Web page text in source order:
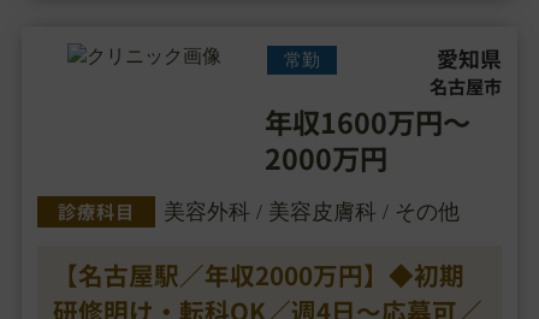
常勤 愛知県
名古屋市
年収1600万円～
2000万円
診療科目 美容外科 / 美容皮膚科 / その他
【名古屋駅／年収2000万円】◆初期
研修明け・転科OK／週4日～応募可／